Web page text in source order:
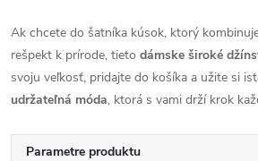
Ak chcete do šatníka kúsok, ktorý
rešpekt k prírode, tieto dámske široké
svoju veľkosť, pridajte do košíka a užite si
udržateľná móda, ktorá s vami drží krok
Parametre produktu